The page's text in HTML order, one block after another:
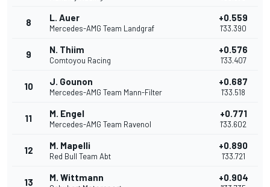
8 L. Auer
Mercedes-AMG Team Landgraf
+0.559
1'33.390
9 N. Thiim
Comtoyou Racing
+0.576
1'33.407
10 J. Gounon
Mercedes-AMG Team Mann-Filter
+0.687
1'33.518
11 M. Engel
Mercedes-AMG Team Ravenol
+0.771
1'33.602
12 M. Mapelli
Red Bull Team Abt
+0.890
1'33.721
13 M. Wittmann +0.904